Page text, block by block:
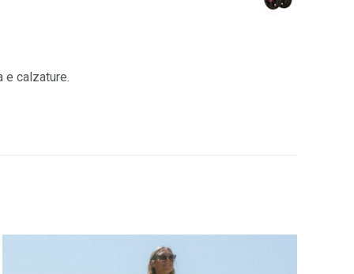
e calzature.